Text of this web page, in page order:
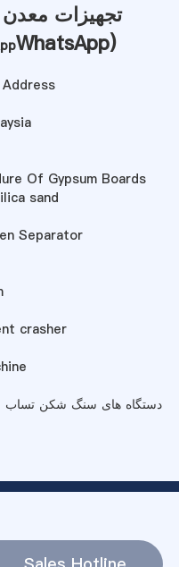
تجهیزات
WhatsApp)
Of Gypsum Boards
sand
Separator
crasher
دستگاه های سنگ شکن تساب